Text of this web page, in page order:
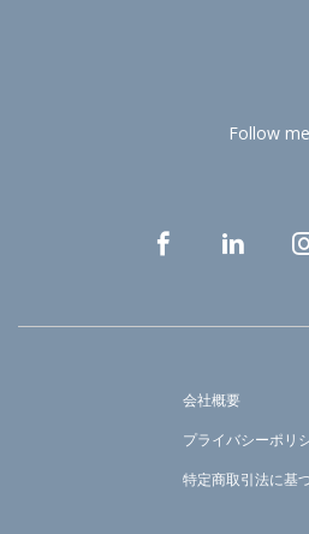
Follow me
会社概要
プライバシーポリ
特定商取引法に基